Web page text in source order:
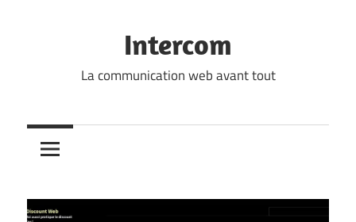
Intercom
La communication web avant tout